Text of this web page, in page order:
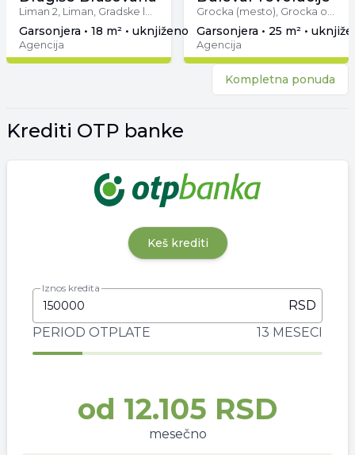
garsonjera • 18 m² • uknjiženo
Agencija
garsonjera • 25 m² •
Agencija
Kompletna ponuda
Krediti OTP banke
Keš krediti
RSD
Iznos kredita
PERIOD OTPLATE 13 MESECI
od 12.105 RSD
mesečno